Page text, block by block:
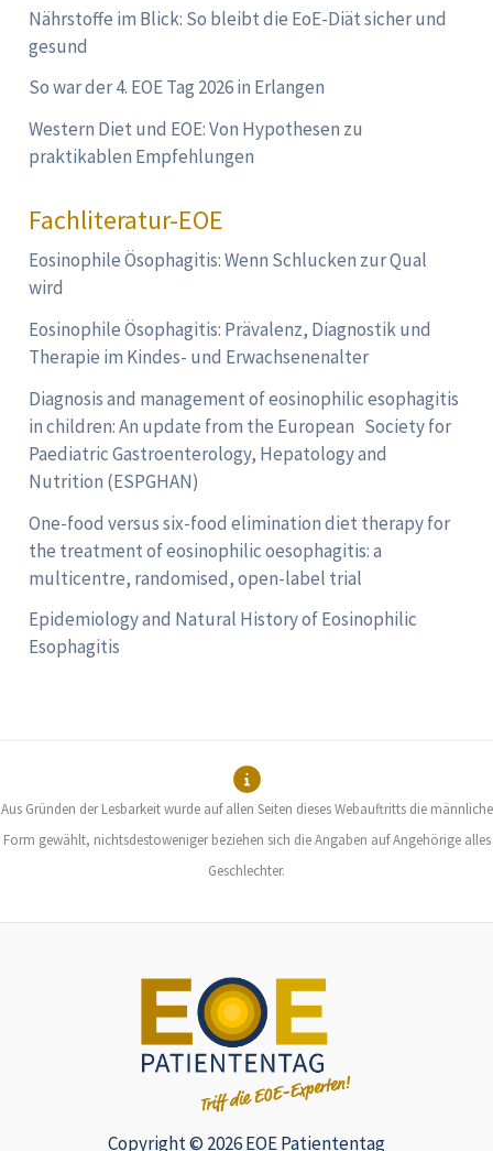
Nährstoffe im Blick: So bleibt die EoE-Diät sicher und
gesund
So war der 4. EOE Tag 2026 in Erlangen
Western Diet und EOE: Von Hypothesen zu
praktikablen Empfehlungen
Fachliteratur-EOE
Eosinophile Ösophagitis: Wenn Schlucken zur Qual
wird
Eosinophile Ösophagitis: Prävalenz, Diagnostik und
Therapie im Kindes- und Erwachsenenalter
Diagnosis and management of eosinophilic esophagitis
in children: An update from the European Society for
Paediatric Gastroenterology, Hepatology and
Nutrition (ESPGHAN)
One-food versus six-food elimination diet therapy for
the treatment of eosinophilic oesophagitis: a
multicentre, randomised, open-label trial
Epidemiology and Natural History of Eosinophilic
Esophagitis
Aus Gründen der Lesbarkeit wurde auf allen Seiten dieses Webauftritts die männliche
Form gewählt, nichtsdestoweniger beziehen sich die Angaben auf Angehörige alles
Geschlechter.
Copyright © 2026 EOE Patiententag